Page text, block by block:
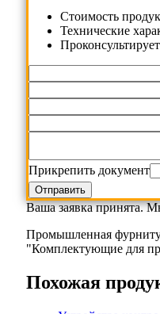
Cтоимость
Технические
Прикрепить документ
Ваша заявка принята.
Промышленная
"Комплектующие для
Похожая